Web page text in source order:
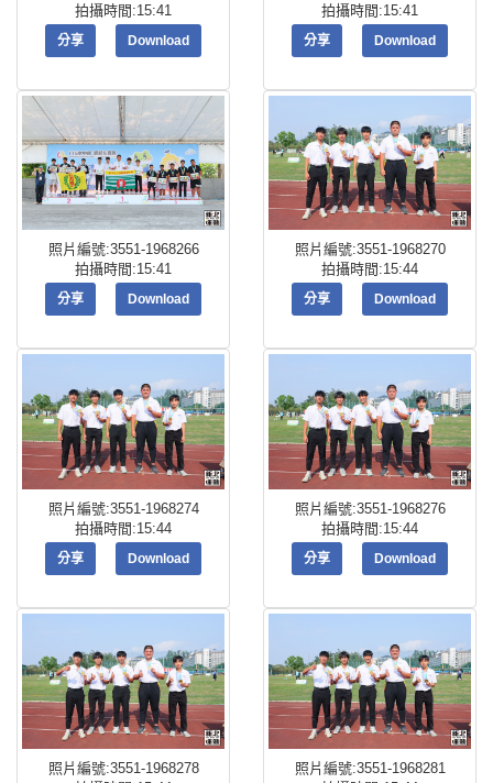
拍攝時間:15:41
分享 Download
拍攝時間:15:41
分享 Download
照片編號:3551-1968266
拍攝時間:15:41
分享 Download
照片編號:3551-1968270
拍攝時間:15:44
分享 Download
照片編號:3551-1968274
拍攝時間:15:44
分享 Download
照片編號:3551-1968276
拍攝時間:15:44
分享 Download
照片編號:3551-1968278
照片編號:3551-1968281